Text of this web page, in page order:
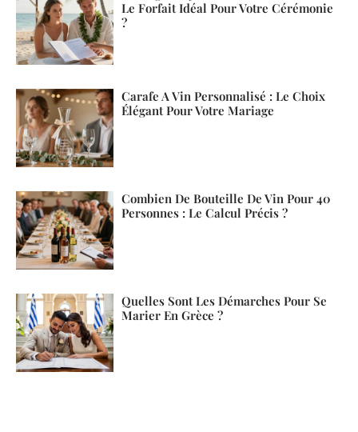
Le Forfait Idéal Pour Votre Cérémonie
?
Carafe A Vin Personnalisé : Le Choix
Élégant Pour Votre Mariage
Combien De Bouteille De Vin Pour 40
Personnes : Le Calcul Précis ?
Quelles Sont Les Démarches Pour Se
Marier En Grèce ?